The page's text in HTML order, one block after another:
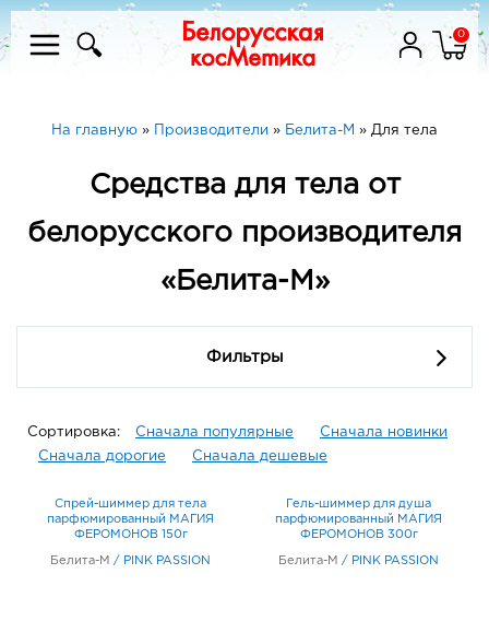
0
На главную » Производители » Белита-М » Для тела
Средства для тела от
белорусского производителя
«Белита-М»
Фильтры
Сортировка: Сначала популярные
Сначала новинки
Сначала дорогие
Сначала дешевые
Спрей-шиммер для тела
парфюмированный МАГИЯ
ФЕРОМОНОВ 150г
Белита-М / PINK PASSION
Гель-шиммер для душа
парфюмированный МАГИЯ
ФЕРОМОНОВ 300г
Белита-М / PINK PASSION